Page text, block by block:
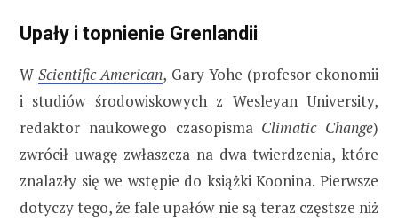
Upały i topnienie Grenlandii
WScientific American, Gary Yohe (profesor ekonomii
i studiów środowiskowych z Wesleyan University,
redaktor naukowego czasopisma Climatic Change)
zwrócił uwagę zwłaszcza na dwa twierdzenia, które
znalazły się we wstępie do książki Koonina. Pierwsze
dotyczy tego, że fale upałów nie są teraz częstsze niż